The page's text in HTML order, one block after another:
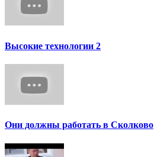
Высокие технологии 2
Они должны работать в Сколково